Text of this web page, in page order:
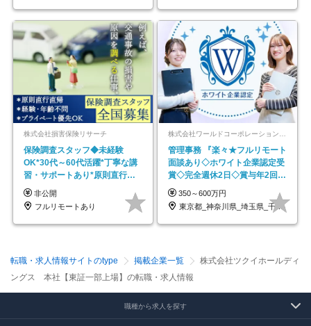
株式会社損害保険リサーチ
保険調査スタッフ◆未経験
OK*30代～60代活躍*丁寧な講
習・サポートあり*原則直行直
帰／全国募集・業務委託
非公開
フルリモートあり
管理事務 『楽々★フルリモート
面談あり◇ホワイト企業認定受
賞◇完全週休2日◇賞与年2回
/p13
350～600万円
東京都_神奈川県_埼玉県_千葉県_大阪府…
転職・求人情報サイトのtype 掲載企業一覧
株式会社ツクイホールディ
ングス 本社【東証一部上場】の転職・求人情報
職種から求人を探す